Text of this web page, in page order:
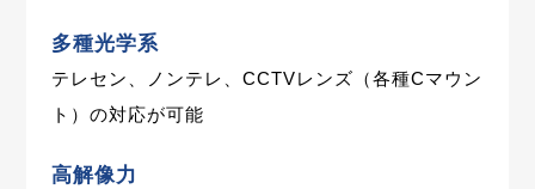
多種光学系
テレセン、ノンテレ、CCTVレンズ（各種Cマウン
ト）の対応が可能
高解像力